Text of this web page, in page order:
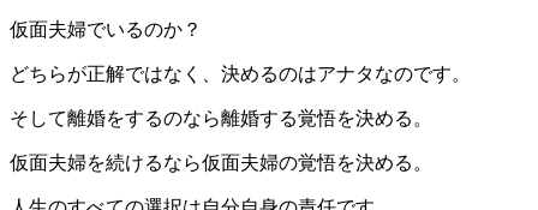
仮面夫婦でいるのか？
どちらが正解ではなく、決めるのはアナタなのです。
そして離婚をするのなら離婚する覚悟を決める。
仮面夫婦を続けるなら仮面夫婦の覚悟を決める。